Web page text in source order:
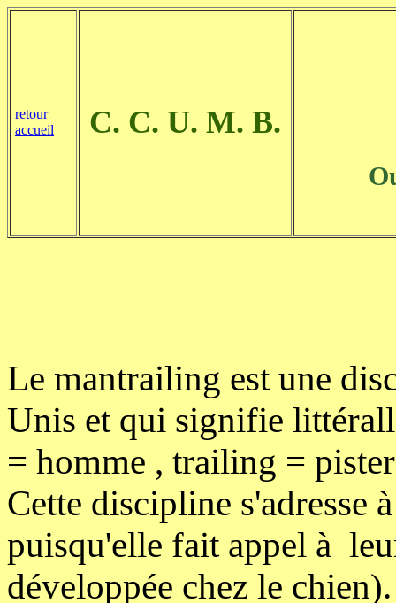
retour
accueil
C. C. U. M. B.
Le mantrailing est une
Unis et qui signifie
= homme , trailing =
Cette discipline s'adresse
puisqu'elle fait appel à
développée chez le